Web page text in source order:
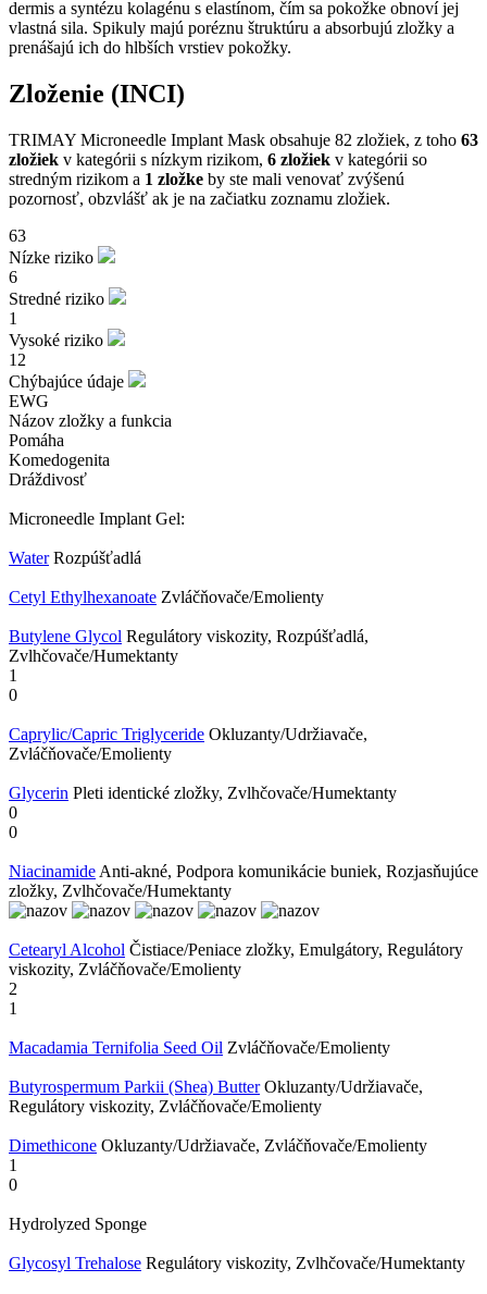
dermis a syntézu kolagénu s elastínom, čím sa pokožke obnoví jej
vlastná sila. Spikuly majú poréznu štruktúru a absorbujú zložky a
prenášajú ich do hlbších vrstiev pokožky.
Zloženie (INCI)
TRIMAY Microneedle Implant Mask obsahuje 82 zložiek, z toho 63
zložiek v kategórii s nízkym rizikom, 6 zložiek v kategórii so
stredným rizikom a 1 zložke by ste mali venovať zvýšenú
pozornosť, obzvlášť ak je na začiatku zoznamu zložiek.
63
Nízke riziko
6
Stredné riziko
1
Vysoké riziko
12
Chýbajúce údaje
EWG
Názov zložky a funkcia
Pomáha
Komedogenita
Dráždivosť
Microneedle Implant Gel:
Water Rozpúšťadlá
Cetyl Ethylhexanoate Zvláčňovače/Emolienty
Butylene Glycol Regulátory viskozity, Rozpúšťadlá,
Zvlhčovače/Humektanty
1
0
Caprylic/Capric Triglyceride Okluzanty/Udržiavače,
Zvláčňovače/Emolienty
Glycerin Pleti identické zložky, Zvlhčovače/Humektanty
0
0
Niacinamide Anti-akné, Podpora komunikácie buniek, Rozjasňujúce
zložky, Zvlhčovače/Humektanty
Cetearyl Alcohol Čistiace/Peniace zložky, Emulgátory, Regulátory
viskozity, Zvláčňovače/Emolienty
2
1
Macadamia Ternifolia Seed Oil Zvláčňovače/Emolienty
Butyrospermum Parkii (Shea) Butter Okluzanty/Udržiavače,
Regulátory viskozity, Zvláčňovače/Emolienty
Dimethicone Okluzanty/Udržiavače, Zvláčňovače/Emolienty
1
0
Hydrolyzed Sponge
Glycosyl Trehalose Regulátory viskozity, Zvlhčovače/Humektanty